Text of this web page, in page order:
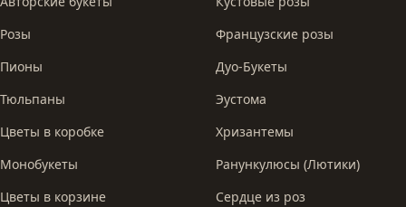
Розы
Пионы
Тюльпаны
Цветы в коробке
Монобукеты
Цветы в корзине
Французские розы
Дуо-Букеты
Эустома
Хризантемы
Ранункулюсы (Лютики)
Сердце из роз